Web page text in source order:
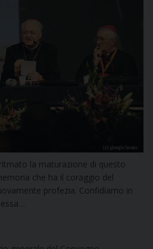
la maturazione di questo
che ha il coraggio del
profezia. Confidiamo in